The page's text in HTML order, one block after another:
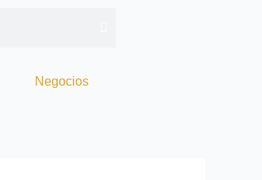
Negocios